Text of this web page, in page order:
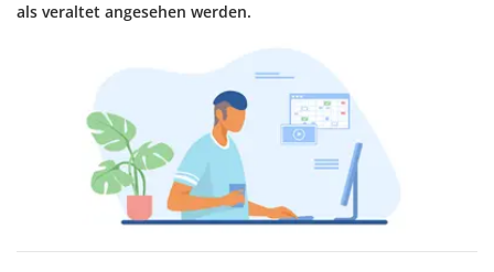
als veraltet angesehen werden.